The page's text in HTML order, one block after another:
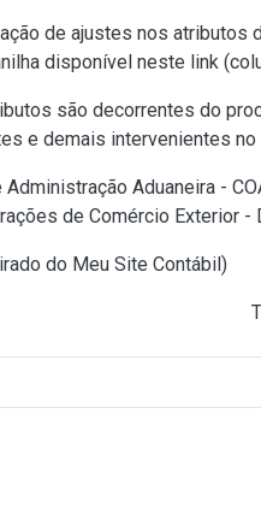
de ajustes nos
disponível neste link
são decorrentes do
e demais intervenientes
Aduaneira -
de Comércio Exterior -
do Meu Site Contábil)